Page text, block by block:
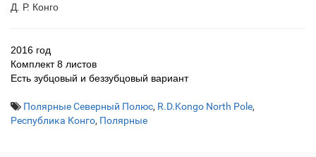
Д. Р. Конго
2016 год
Комплект 8 листов
Есть зубцовый и беззубцовый вариант
Полярные Северный Полюс, R.D.Kongo North Pole,
Республика Конго, Полярные